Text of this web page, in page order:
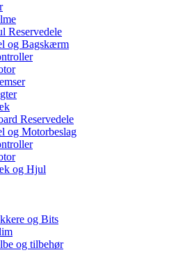
Reservedele
og Bagskærm
Reservedele
og Motorbeslag
og Hjul
og Bits
og tilbehør